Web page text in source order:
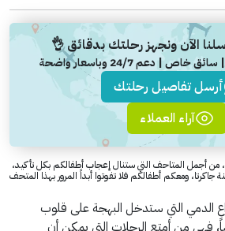
الآن ونجهز رحلتك بدقائق 👌
| دعم 24/7 وباسعار واضحة
أرسل تفاصيل رحلتك
آراء العملاء
من أجمل المتاحف التي ستنال إعجاب أطفالكم بكل تأكيد،
جاكرتا، ومعكم أطفالكم فلا تفوتوا أبداً المرور بهذا المتحف
الدمي التي ستدخل البهجة على قلوب
فهي من أمتع الرحلات التي يمكن أن